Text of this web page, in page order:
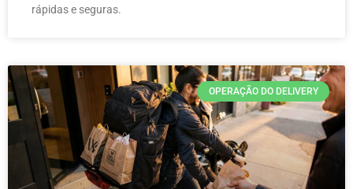
rápidas e seguras.
OPERAÇÃO DO DELIVERY